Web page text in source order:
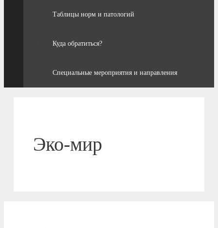
Таблицы норм и патологий
Куда обратиться?
Специальные мероприятия и направления
Эко-мир